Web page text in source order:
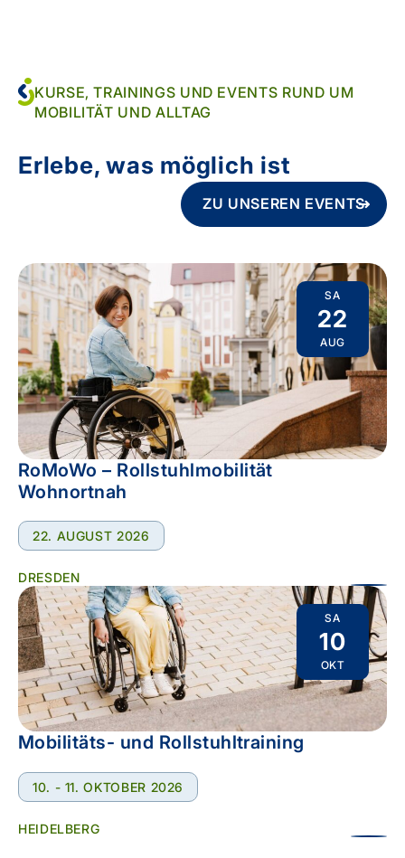
KURSE, TRAININGS UND EVENTS RUND UM
MOBILITÄT UND ALLTAG
Erlebe, was möglich ist
ZU UNSEREN EVENTS
SA
22
AUG
RoMoWo – Rollstuhlmobilität
Wohnortnah
22. AUGUST 2026
DRESDEN
SA
10
OKT
Mobilitäts- und Rollstuhltraining
10. - 11. OKTOBER 2026
HEIDELBERG